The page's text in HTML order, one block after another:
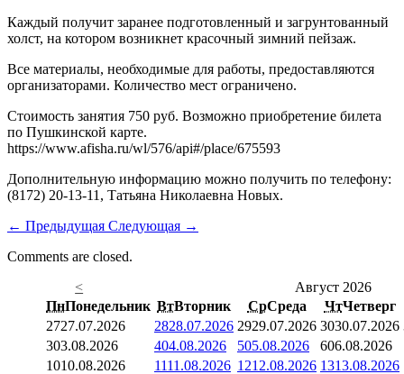
Каждый получит заранее подготовленный и загрунтованный
холст, на котором возникнет красочный зимний пейзаж.
Все материалы, необходимые для работы, предоставляются
организаторами. Количество мест ограничено.
Стоимость занятия 750 руб. Возможно приобретение билета
по Пушкинской карте.
https://www.afisha.ru/wl/576/api#/place/675593
Дополнительную информацию можно получить по телефону:
(8172) 20-13-11, Татьяна Николаевна Новых.
← Предыдущая Следующая →
Comments are closed.
<
Август 2026
ПнПонедельник ВтВторник СрСреда ЧтЧетверг
2727.07.2026 2828.07.2026 2929.07.2026 3030.07.2026
303.08.2026 404.08.2026 505.08.2026 606.08.2026
1010.08.2026 1111.08.2026 1212.08.2026 1313.08.2026